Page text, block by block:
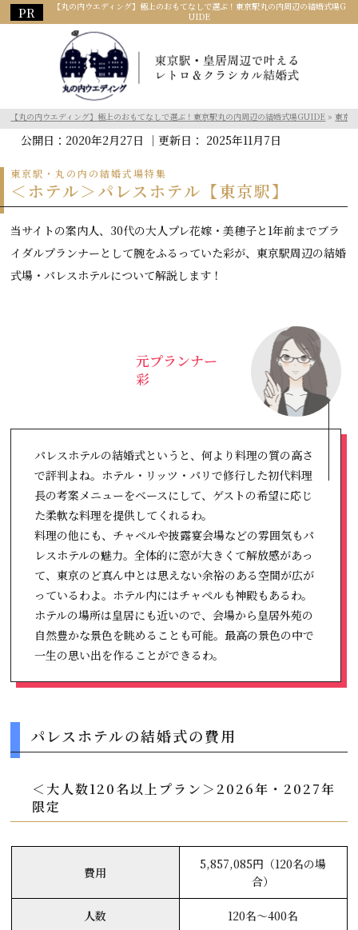
【丸の内ウエディング】極上のおもてなしで選ぶ！東京駅丸の内周辺の結婚式場G
UIDE
【丸の内ウエディング】極上のおもてなしで選ぶ！東京駅丸の内周辺の結婚式場GUIDE »東京
公開日： 2020年2月27日 ｜更新日： 2025年11月7日
東京駅・丸の内の結婚式場特集
＜ホテル＞パレスホテル【東京駅】
当サイトの案内人、30代の大人プレ花嫁・美穂子と1年前までブラ
イダルプランナーとして腕をふるっていた彩が、東京駅周辺の結婚
式場・パレスホテルについて解説します！
パレスホテルの結婚式というと、何より料理の質の高さ
で評判よね。ホテル・リッツ・パリで修行した初代料理
長の考案メニューをベースにして、ゲストの希望に応じ
た柔軟な料理を提供してくれるわ。
料理の他にも、チャペルや披露宴会場などの雰囲気もパ
レスホテルの魅力。全体的に窓が大きくて解放感があっ
て、東京のど真ん中とは思えない余裕のある空間が広が
っているわよ。ホテル内にはチャペルも神殿もあるわ。
ホテルの場所は皇居にも近いので、会場から皇居外苑の
自然豊かな景色を眺めることも可能。最高の景色の中で
一生の思い出を作ることができるわ。
元プランナー
彩
パレスホテルの結婚式の費用
＜大人数120名以上プラン＞2026年・2027年
限定
費用
5,857,085円（120名の場
合）
人数 120名～400名